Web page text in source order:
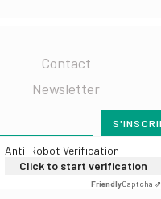
Contact
Newsletter
Anti-Robot Verification
Click to start verification
FriendlyCaptcha ⇗